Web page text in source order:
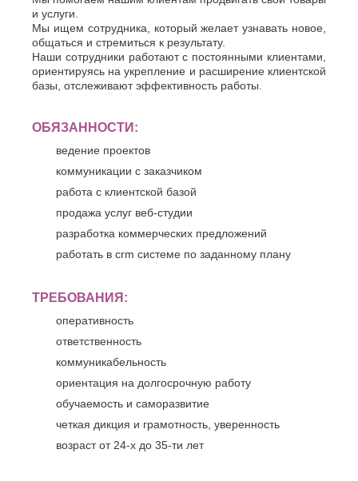
и услуги.
Мы ищем сотрудника, который желает узнавать новое,
общаться и стремиться к результату.
Наши сотрудники работают с постоянными клиентами,
ориентируясь на укрепление и расширение клиентской
базы, отслеживают эффективность работы.
ОБЯЗАННОСТИ:
ведение проектов
коммуникации с заказчиком
работа с клиентской базой
продажа услуг веб-студии
разработка коммерческих предложений
работать в crm системе по заданному плану
ТРЕБОВАНИЯ:
оперативность
ответственность
коммуникабельность
ориентация на долгосрочную работу
обучаемость и саморазвитие
четкая дикция и грамотность, уверенность
возраст от 24-х до 35-ти лет